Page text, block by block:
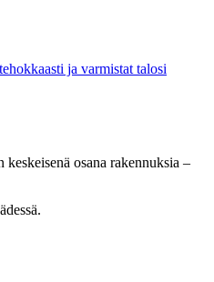
ja varmistat talosi
osana rakennuksia –